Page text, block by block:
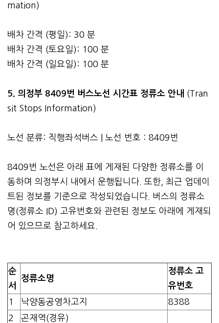
mation)
배차 간격 (평일): 30 분
배차 간격 (토요일): 100 분
배차 간격 (일요일): 100 분
5. 의정부 8409번 버스노선 시간표 정류소 안내 (Tran
sit Stops Information)
노선 분류: 직행좌석버스 | 노선 번호 : 8409번
8409번 노선은 아래 표에 게재된 다양한 정류소를 이
동하며 의정부시 내에서 운행됩니다. 또한, 최근 업데이
트된 정보를 기준으로 작성되었습니다. 버스의 정류소
명(정류소 ID) 고유번호와 관련된 정보도 아래에 게재되
어 있으므로 참고하세요.
순
서
정류소명
정류소 고
유번호
1
낙양동공영차고지
8388
2
곤재역(경유)